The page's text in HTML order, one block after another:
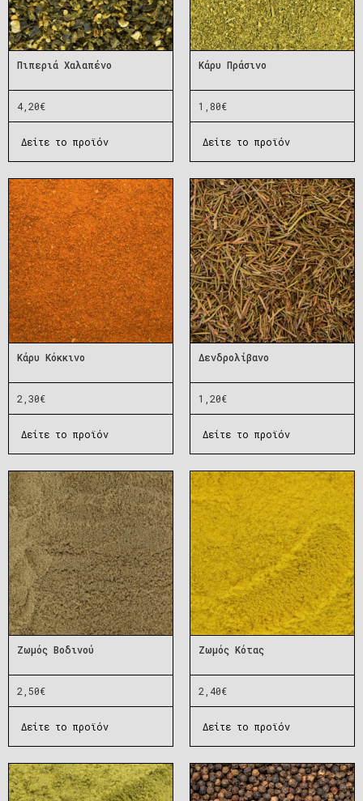
Πιπεριά Χαλαπένο
4,20€
Δείτε το προϊόν
Κάρυ Πράσινο
1,80€
Δείτε το προϊόν
Κάρυ Κόκκινο
2,30€
Δείτε το προϊόν
Δενδρολίβανο
1,20€
Δείτε το προϊόν
Ζωμός Βοδινού
2,50€
Δείτε το προϊόν
Ζωμός Κότας
2,40€
Δείτε το προϊόν